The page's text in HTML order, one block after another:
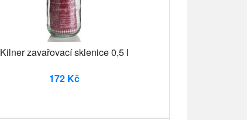
Kilner zavařovací sklenice 0,5 l
172 Kč